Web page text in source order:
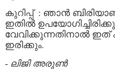
കുറിപ്പ് : ഞാന്‍
ഇതില്‍
വേവിക്കുന്നതിനാല്‍
ഇരിക്കും.
- ലിജി അരുണ്‍